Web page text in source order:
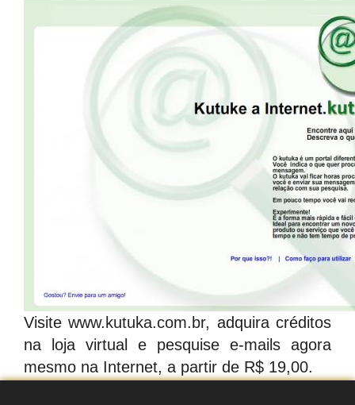
Visitewww.kutuka.com.br, adquira créditos
na loja virtual e pesquise e-mails agora
mesmo na Internet, a partir de R$ 19,00.